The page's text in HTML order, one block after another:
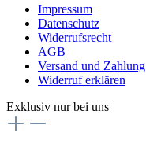
Impressum
Datenschutz
Widerrufsrecht
AGB
Versand und Zahlung
Widerruf erklären
Exklusiv nur bei uns